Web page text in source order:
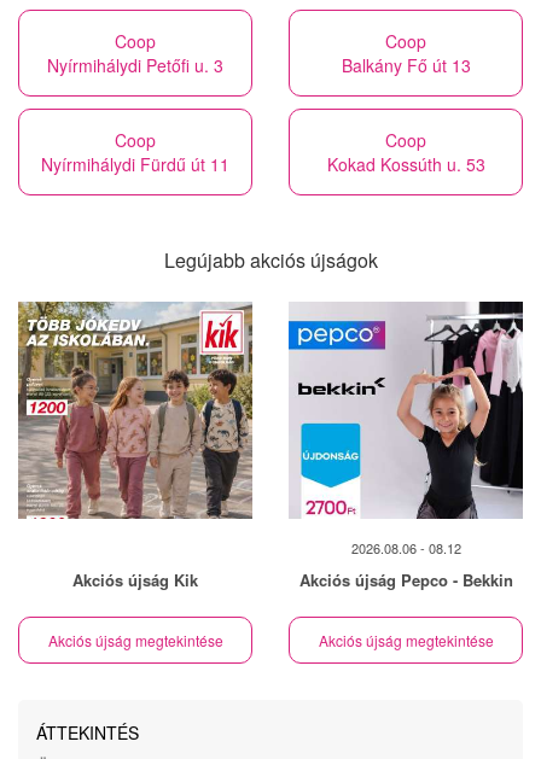
Coop
Nyírmihálydi Petőfi u. 3
Coop
Balkány Fő út 13
Coop
Nyírmihálydi Fürdű út 11
Coop
Kokad Kossúth u. 53
Legújabb akciós újságok
Akciós újság Kik
Akciós újság megtekintése
2026.08.06 - 08.12
Akciós újság Pepco - Bekkin
Akciós újság megtekintése
ÁTTEKINTÉS